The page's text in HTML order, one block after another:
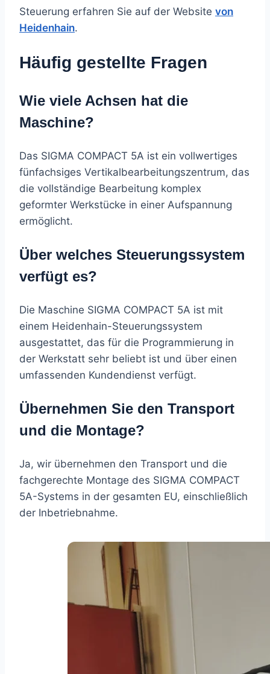
Steuerung erfahren Sie auf der Website von
Heidenhain.
Häufig gestellte Fragen
Wie viele Achsen hat die
Maschine?
Das SIGMA COMPACT 5A ist ein vollwertiges
fünfachsiges Vertikalbearbeitungszentrum, das
die vollständige Bearbeitung komplex
geformter Werkstücke in einer Aufspannung
ermöglicht.
Über welches Steuerungssystem
verfügt es?
Die Maschine SIGMA COMPACT 5A ist mit
einem Heidenhain-Steuerungssystem
ausgestattet, das für die Programmierung in
der Werkstatt sehr beliebt ist und über einen
umfassenden Kundendienst verfügt.
Übernehmen Sie den Transport
und die Montage?
Ja, wir übernehmen den Transport und die
fachgerechte Montage des SIGMA COMPACT
5A-Systems in der gesamten EU, einschließlich
der Inbetriebnahme.